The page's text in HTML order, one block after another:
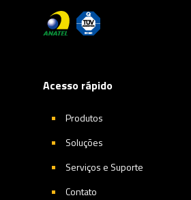
Acesso rápido
Produtos
Soluções
Serviços e Suporte
Contato